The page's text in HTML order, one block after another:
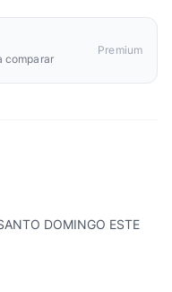
comparar
Premium
DOMINGO ESTE